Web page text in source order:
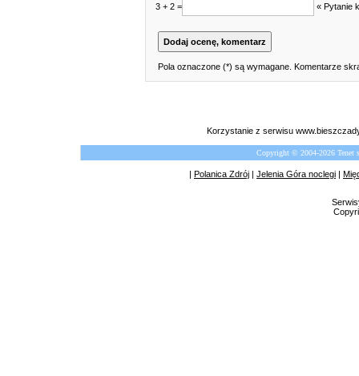
3 + 2 = « Pytanie
Pola oznaczone (*) są wymagane. Komentarze
Korzystanie z serwisu
Copyright © 2004-2026
| Polanica Zdrój | Jelenia Góra noclegi |